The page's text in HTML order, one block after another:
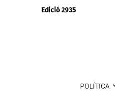
Edició 2935
POLÍTICA